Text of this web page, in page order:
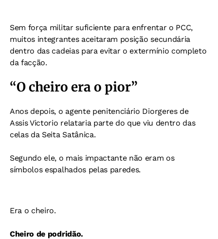
Sem força militar suficiente para enfrentar o PCC,
muitos integrantes aceitaram posição secundária
dentro das cadeias para evitar o extermínio completo
da facção.
“O cheiro era o pior”
Anos depois, o agente penitenciário Diorgeres de
Assis Victorio relataria parte do que viu dentro das
celas da Seita Satânica.
Segundo ele, o mais impactante não eram os
símbolos espalhados pelas paredes.
Era o cheiro.
Cheiro de podridão.